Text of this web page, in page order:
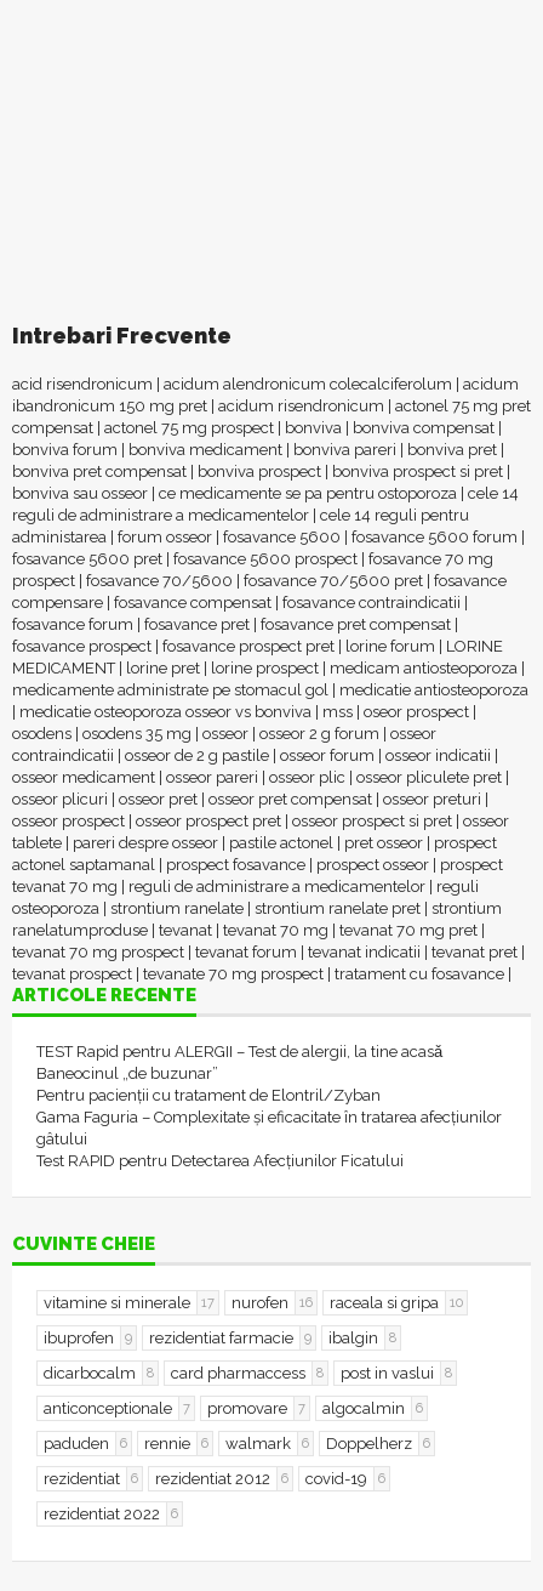
Intrebari Frecvente
acid risendronicum acidum alendronicum colecalciferolum
acidum
ibandronicum 150 mg pret acidum risendronicum
actonel 75 mg pret
compensat actonel 75 mg prospect bonviva bonviva compensat
bonviva forum
bonviva medicament bonviva pareri bonviva pret
bonviva pret compensat
bonviva prospect bonviva prospect si pret
bonviva sau osseor ce medicamente se pa pentru ostoporoza cele 14
reguli de administrare a medicamentelor cele 14 reguli pentru
administarea forum osseor fosavance 5600 fosavance 5600 forum
fosavance 5600 pret fosavance 5600 prospect fosavance 70 mg
prospect fosavance 70/5600 fosavance 70/5600 pret fosavance
compensare fosavance compensat fosavance contraindicatii
fosavance forum
fosavance pret fosavance pret compensat
fosavance prospect fosavance prospect pret lorine forum
LORINE
MEDICAMENT| lorine pret lorine prospect medicam antiosteoporoza
medicamente administrate pe stomacul gol
medicatie antiosteoporoza
medicatie osteoporoza osseor vs bonviva mss oseor prospect
osodens osodens 35 mg osseor osseor 2 g forum
osseor
contraindicatii
osseor de 2 g pastile osseor forum osseor indicatii
osseor medicament osseor pareri osseor plic osseor pliculete pret
osseor plicuri
osseor pret osseor pret compensat osseor preturi
osseor prospect osseor prospect pret osseor prospect si pret osseor
tablete
pareri despre osseor pastile actonel pret osseor
prospect
actonel saptamanal
prospect fosavance prospect osseor
prospect
tevanat 70 mg
reguli de administrare a medicamentelor
reguli
osteoporoza strontium ranelate strontium ranelate pret strontium
ranelatumproduse tevanat tevanat 70 mg tevanat 70 mg pret
tevanat 70 mg prospect tevanat forum tevanat indicatii tevanat pret
tevanat prospect tevanate 70 mg prospect tratament cu fosavance
ARTICOLE RECENTE
TEST Rapid pentru ALERGII – Test de alergii, la tine acasǎ
Baneocinul „de buzunar”
Pentru pacienții cu tratament de Elontril/Zyban
Gama Faguria – Complexitate și eficacitate în tratarea afecțiunilor
gâtului
Test RAPID pentru Detectarea Afecțiunilor Ficatului
CUVINTE CHEIE
vitamine si minerale 17 nurofen 16 raceala si gripa 10
ibuprofen 9 rezidentiat farmacie 9 ibalgin 8
dicarbocalm 8 card pharmaccess 8 post in vaslui 8
anticonceptionale 7 promovare 7 algocalmin 6
paduden 6 rennie 6 walmark 6 Doppelherz 6
rezidentiat 6 rezidentiat 2012 6 covid-19 6
rezidentiat 2022 6